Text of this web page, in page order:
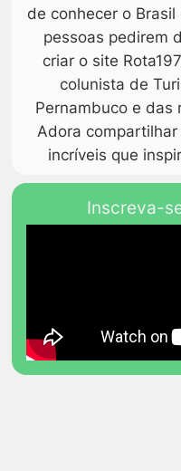
de conhecer o
pessoas pedirem
criar o site
colunista de
Pernambuco e das
Adora
incríveis que
Inscreva-